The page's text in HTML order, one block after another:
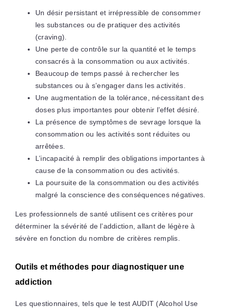
Un désir persistant et irrépressible de consommer
les substances ou de pratiquer des activités
(craving).
Une perte de contrôle sur la quantité et le temps
consacrés à la consommation ou aux activités.
Beaucoup de temps passé à rechercher les
substances ou à s’engager dans les activités.
Une augmentation de la tolérance, nécessitant des
doses plus importantes pour obtenir l’effet désiré.
La présence de symptômes de sevrage lorsque la
consommation ou les activités sont réduites ou
arrêtées.
L’incapacité à remplir des obligations importantes à
cause de la consommation ou des activités.
La poursuite de la consommation ou des activités
malgré la conscience des conséquences négatives.
Les professionnels de santé utilisent ces critères pour
déterminer la sévérité de l’addiction, allant de légère à
sévère en fonction du nombre de critères remplis.
Outils et méthodes pour diagnostiquer une
addiction
Les questionnaires, tels que le test AUDIT (Alcohol Use